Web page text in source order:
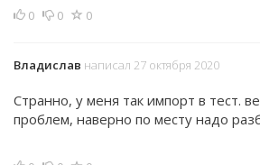
0 0 0
Владислав написал 27 октября 2020
Странно, у меня так импорт в тест.
проблем, наверно по месту надо